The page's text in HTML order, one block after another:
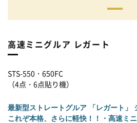
高速ミニグルア レガート
STS-550・650FC
（4点・6点貼り機）
最新型ストレートグルア 「レガート」
これぞ本格、さらに軽快！！・高速ミ